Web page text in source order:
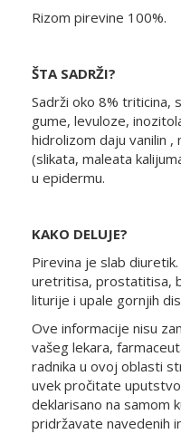
Rizom pirevine 100%.
ŠTA SADRŽI?
Sadrži oko 8% triticina,
gume, levuloze,
hidrolizom daju vanilin
(slikata, maleata
u epidermu.
KAKO DELUJE?
Pirevina je slab
uretritisa, prostatitisa,
liturije i upale gornjih
Ove informacije nisu
vašeg lekara,
radnika u ovoj oblasti
uvek pročitate
deklarisano na samom
pridržavate navedenih